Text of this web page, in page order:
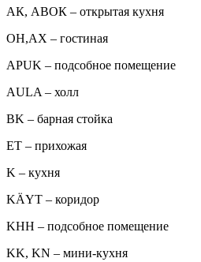
АК, АВОК – открытая кухня
ОН,AX – гостиная
APUK – подсобное помещение
AULA – холл
BK – барная стойка
ET – прихожая
K – кухня
KÄYT – коридор
KHH – подсобное помещение
KK, KN – мини-кухня